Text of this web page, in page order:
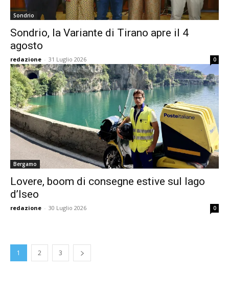
Sondrio
Sondrio, la Variante di Tirano apre il 4
agosto
redazione - 31 Luglio 2026 0
Bergamo
Lovere, boom di consegne estive sul lago
d’Iseo
redazione - 30 Luglio 2026 0
1 2 3